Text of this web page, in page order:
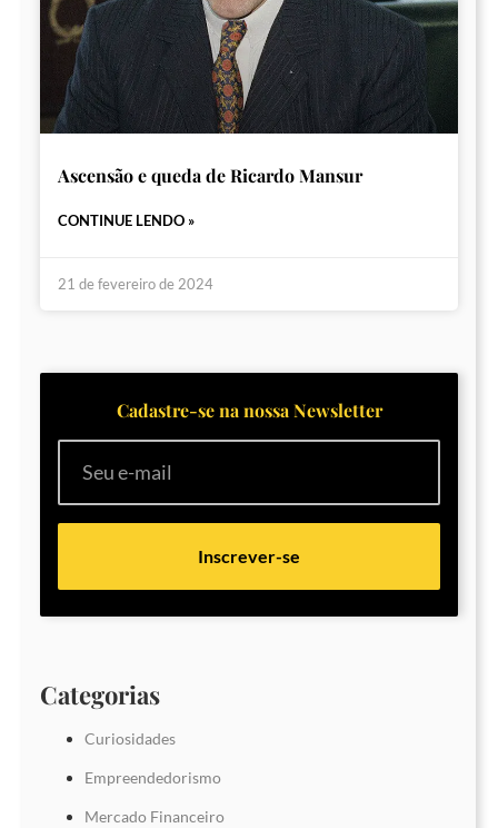
Ascensão e queda de Ricardo Mansur
CONTINUE LENDO »
21 de fevereiro de 2024
Cadastre-se na nossa Newsletter
Inscrever-se
Categorias
Curiosidades
Empreendedorismo
Mercado Financeiro